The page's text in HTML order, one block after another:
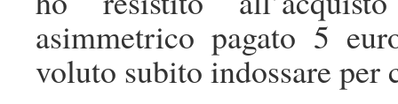
asimmetrico pagato 5
voluto subito indossare